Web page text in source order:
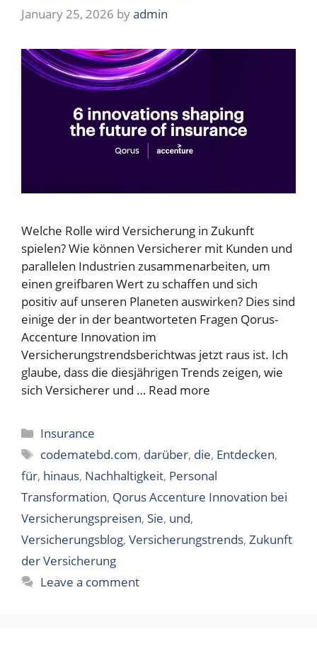
January 25, 2026 byadmin
Welche Rolle wird Versicherung in Zukunft
spielen? Wie können Versicherer mit Kunden und
parallelen Industrien zusammenarbeiten, um
einen greifbaren Wert zu schaffen und sich
positiv auf unseren Planeten auswirken? Dies sind
einige der in der beantworteten Fragen Qorus-
Accenture Innovation im
Versicherungstrendsberichtwas jetzt raus ist. Ich
glaube, dass die diesjährigen Trends zeigen, wie
sich Versicherer und … Read more
Categories
Insurance
Tags
codematebd.com, darüber, die, Entdecken,
für, hinaus, Nachhaltigkeit, Personal
Transformation, Qorus Accenture Innovation bei
Versicherungspreisen, Sie, und,
Versicherungsblog, Versicherungstrends, Zukunft
der Versicherung
Leave a comment